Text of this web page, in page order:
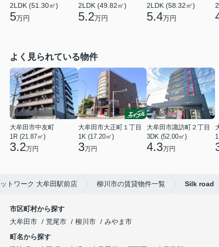
2LDK (51.30㎡)
5万円
2LDK (49.82㎡)
5.2万円
2LDK (58.32㎡)
5.4万円
よく見られている物件
大牟田市中友町
1R (21.87㎡)
3.2万円
大牟田市大正町１丁目
1K (17.20㎡)
3万円
大牟田市諏訪町２丁目
3DK (52.00㎡)
4.3万円
トワーク 大牟田駅前店 柳川市の賃貸物件一覧 Silk road
市区町村から探す
大牟田市
荒尾市 柳川市
みやま市
町名から探す